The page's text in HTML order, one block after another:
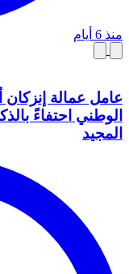
منذ 6 أيام
عامل عمالة
الوطني احتفاءً
المجيد